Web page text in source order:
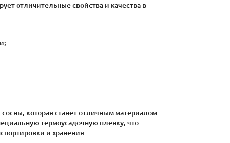
отличительные свойства и качества в
которая станет отличным материалом
термоусадочную пленку, что
и хранения.